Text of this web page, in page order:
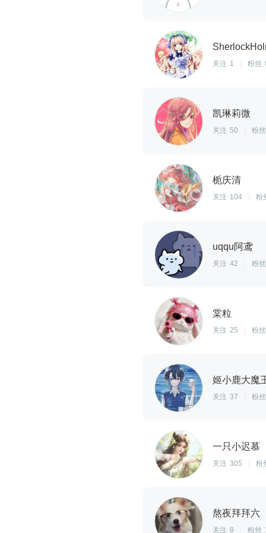
关注 1 粉丝
凯琳莉微
关注 50 粉丝
栀庆清
关注 104 粉
uqqu阿鸢
关注 42 粉丝
棠粒
关注 25 粉丝
姬小鹿大魔
关注 37 粉丝
一只小迟慕
关注 305 粉
熬夜拜拜六
关注 8 粉丝